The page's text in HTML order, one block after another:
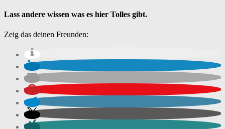
Lass andere wissen was es hier Tolles gibt.
Zeig das deinen Freunden: